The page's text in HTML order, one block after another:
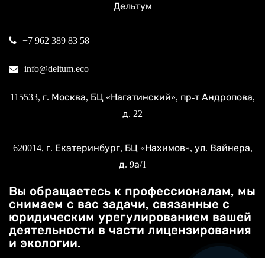
Дельтум
+7 962 389 83 58
info@deltum.eco
115533, г. Москва, БЦ «Нагатинский», пр-т Андропова,
д. 22
620014, г. Екатеринбург, БЦ «Нахимов», ул. Вайнера,
д. 9а/1
Вы обращаетесь к профессионалам, мы
снимаем с вас задачи, связанные с
юридическим урегулированием вашей
деятельности в части лицензирования
и экологии.